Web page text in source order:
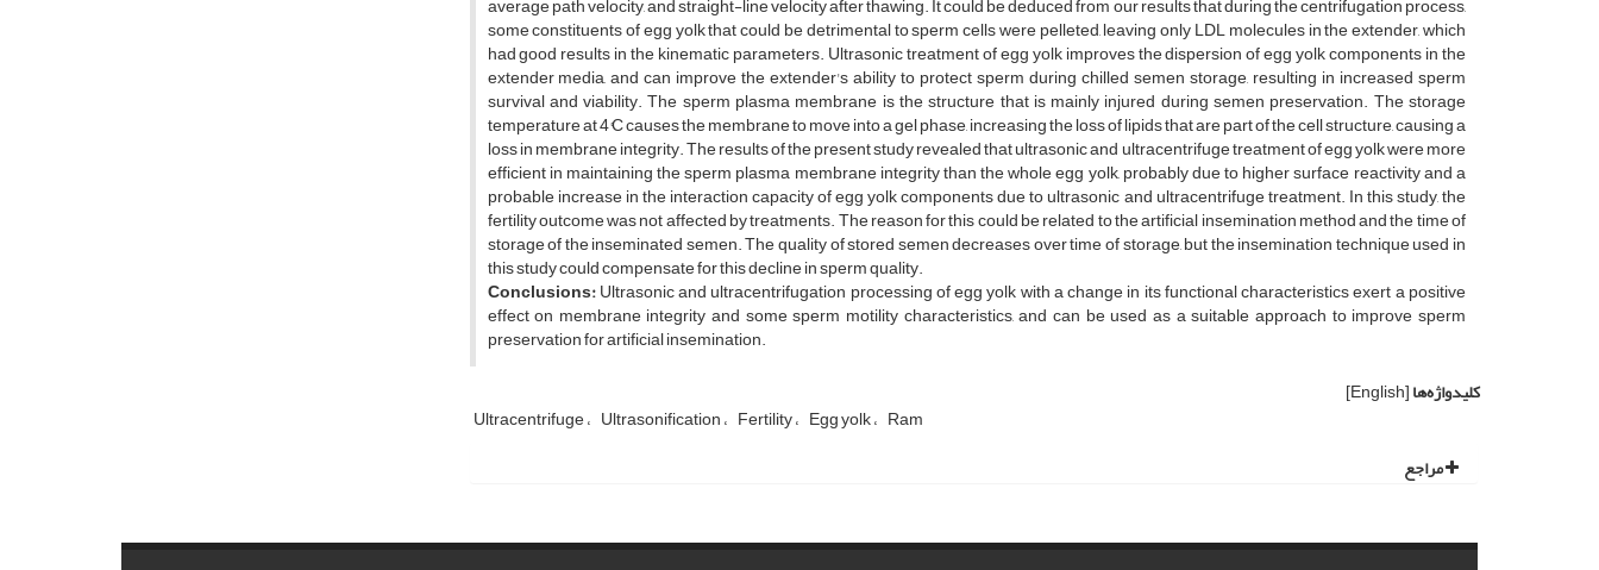
average path velocity, and straight-line velocity after thawing. It could be deduced from our results that during the centrifugation process,
some constituents of egg yolk that could be detrimental to sperm cells were pelleted, leaving only LDL molecules in the extender, which
had good results in the kinematic parameters. Ultrasonic treatment of egg yolk improves the dispersion of egg yolk components in the
extender media, and can improve the extender's ability to protect sperm during chilled semen storage, resulting in increased sperm
survival and viability. The sperm plasma membrane is the structure that is mainly injured during semen preservation. The storage
temperature at 4°C causes the membrane to move into a gel phase, increasing the loss of lipids that are part of the cell structure, causing a
loss in membrane integrity. The results of the present study revealed that ultrasonic and ultracentrifuge treatment of egg yolk were more
efficient in maintaining the sperm plasma membrane integrity than the whole egg yolk, probably due to higher surface reactivity and a
probable increase in the interaction capacity of egg yolk components due to ultrasonic and ultracentrifuge treatment. In this study, the
fertility outcome was not affected by treatments. The reason for this could be related to the artificial insemination method and the time of
storage of the inseminated semen. The quality of stored semen decreases over time of storage, but the insemination technique used in
this study could compensate for this decline in sperm quality.
Conclusions:Ultrasonic and ultracentrifugation processing of egg yolk with a change in its functional characteristics exert a positive
effect on membrane integrity and some sperm motility characteristics, and can be used as a suitable approach to improve sperm
preservation for artificial insemination.
کلیدواژه‌ها[English]
Ultracentrifuge Ultrasonification Fertility Egg yolk Ram
مراجع